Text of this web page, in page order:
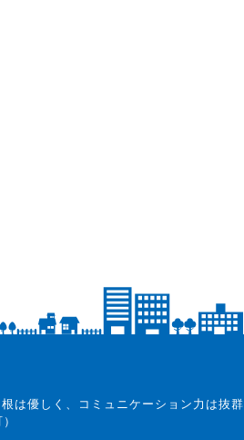
は優しく、コミュニケーション力は抜群